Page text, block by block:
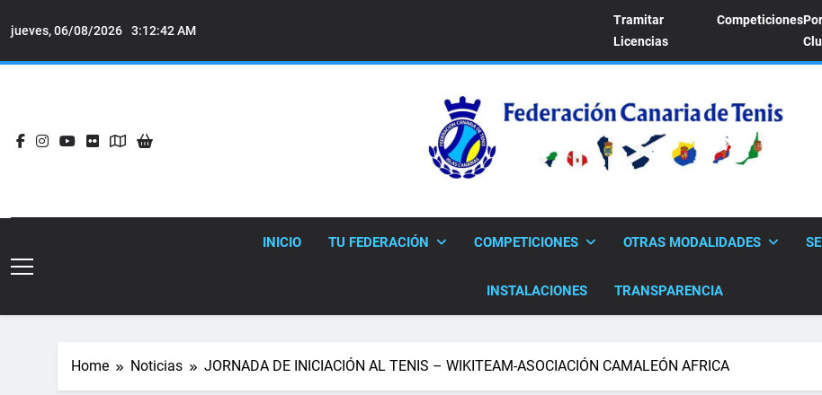
jueves, 06/08/2026 3:12:43 AM
Tramitar
Licencias
Competiciones
FEDERACION
INICIO TU FEDERACIÓN COMPETICIONES OTRAS MODALIDADES
INSTALACIONES TRANSPARENCIA
Home Noticias JORNADA DE INICIACIÓN AL TENIS – WIKITEAM-ASOCIACIÓN CAMALEÓN AFRICA